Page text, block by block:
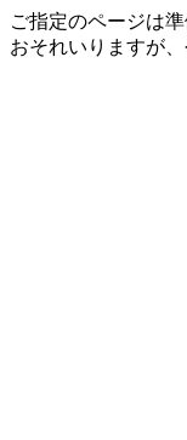
ご指定のページは準
おそれいりますが